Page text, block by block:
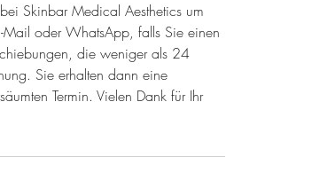
Skinbar Medical Aesthetics um
Mail oder WhatsApp, falls Sie einen
die weniger als 24
Sie erhalten dann eine
Termin. Vielen Dank für Ihr